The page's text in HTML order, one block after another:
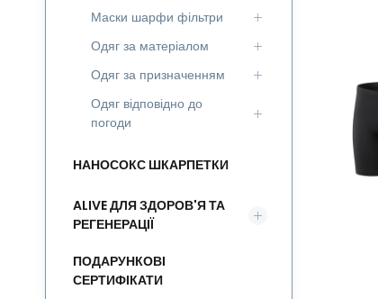
Маски шарфи фільтри
Одяг за матеріалом
Одяг за призначенням
Одяг відповідно до
погоди
НАНОСОКС ШКАРПЕТКИ
ALIVE ДЛЯ ЗДОРОВ'Я ТА
РЕГЕНЕРАЦІЇ
ПОДАРУНКОВІ
СЕРТИФІКАТИ